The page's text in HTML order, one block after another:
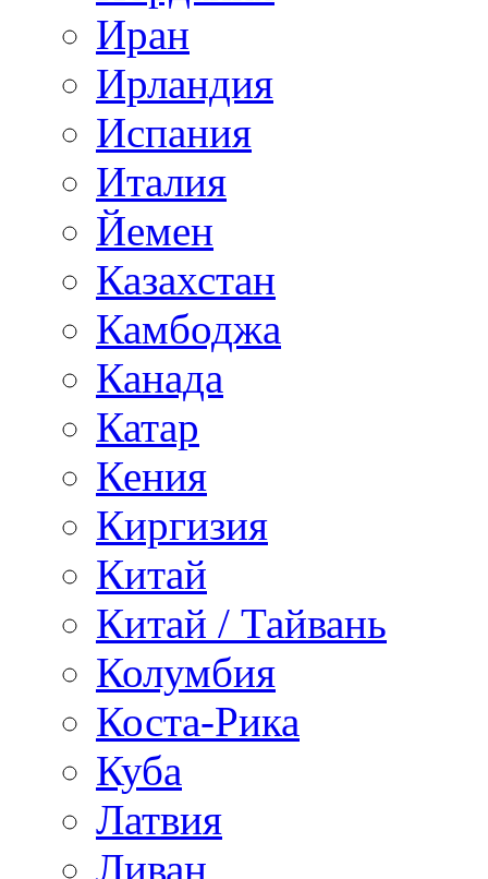
Иран
Ирландия
Испания
Италия
Йемен
Казахстан
Камбоджа
Канада
Катар
Кения
Киргизия
Китай
Китай / Тайвань
Колумбия
Коста-Рика
Куба
Латвия
Ливан